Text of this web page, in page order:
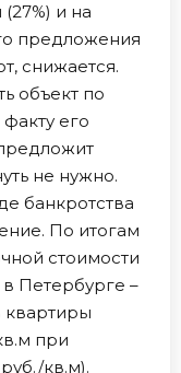
и на
предложения
снижается.
объект по
его
не нужно.
банкротства
По итогам
стоимости
в Петербурге –
квартиры
при
кв.м).